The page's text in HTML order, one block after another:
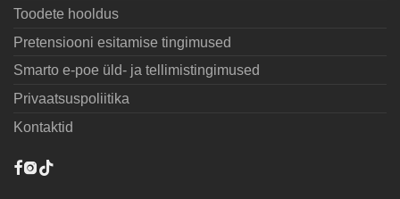
Toodete hooldus
Pretensiooni esitamise tingimused
Smarto e-poe üld- ja tellimistingimused
Privaatsuspoliitika
Kontaktid